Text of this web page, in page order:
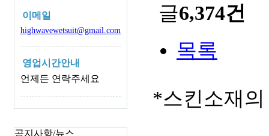
이메일
highwavewetsuit@gmail.com
영업시간안내
언제든 연락주세요
공지사항/뉴스
글6,374건
목록
*스킨소재